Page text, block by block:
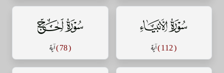
سورة الأنبياء
( 112 ) آية
سورة الحج
( 78 ) آية